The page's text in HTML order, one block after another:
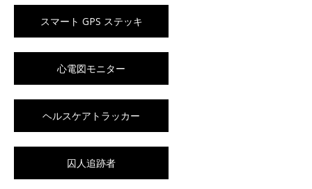
スマート GPS ステッキ
心電図モニター
ヘルスケアトラッカー
囚人追跡者